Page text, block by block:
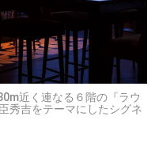
近く連なる６階の『ラウ
秀吉をテーマにしたシグネ